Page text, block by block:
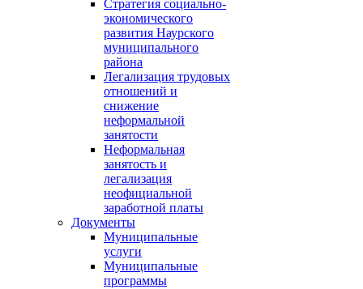
Стратегия социально-
экономического
развития Наурского
муниципального
района
Легализация трудовых
отношений и
снижение
неформальной
занятости
Неформальная
занятость и
легализация
неофициальной
заработной платы
Документы
Муниципальные
услуги
Муниципальные
программы